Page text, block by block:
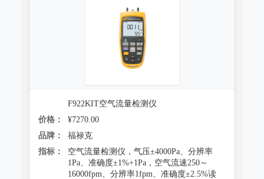
F922KIT空气流量检测仪
价格：
¥7270.00
品牌：
福禄克
指标：
空气流量检测仪，气压±4000Pa、分辨率
1Pa、准确度±1%+1Pa，空气流速250～
16000fpm、分辨率1fpm、准确度±2.5%读